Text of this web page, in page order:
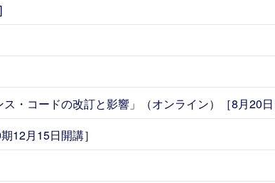
・コードの改訂と影響」（オンライン）［8月20日
12月15日開講］